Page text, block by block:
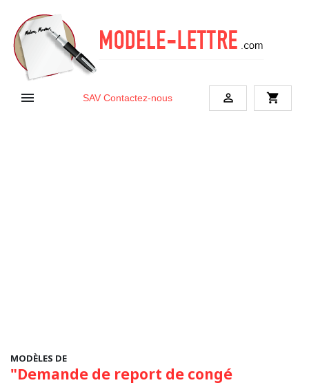
 SAV Contactez-nous  shopping_cart
MODÈLES DE
"Demande de report de congé